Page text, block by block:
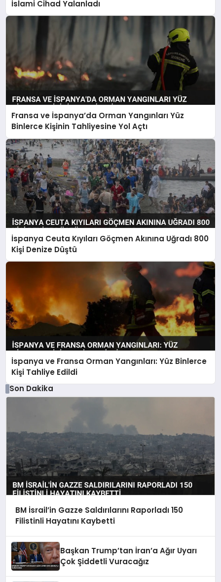
İslami Cihad Yalanladı
Fransa ve İspanya’da Orman Yangınları Yüz
Binlerce Kişinin Tahliyesine Yol Açtı
İspanya Ceuta Kıyıları Göçmen Akınına Uğradı 800
Kişi Denize Düştü
İspanya ve Fransa Orman Yangınları: Yüz Binlerce
Kişi Tahliye Edildi
Son Dakika
BM İsrail’in Gazze Saldırılarını Raporladı 150
Filistinli Hayatını Kaybetti
Başkan Trump’tan İran’a Ağır Uyarı
Çok Şiddetli Vuracağız